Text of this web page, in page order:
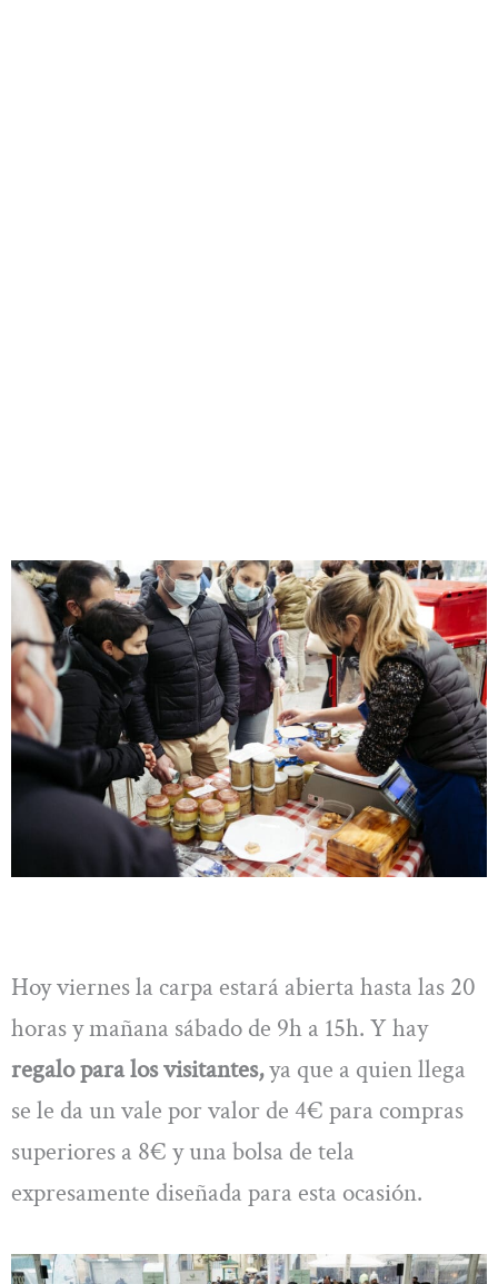
Hoy viernes la carpa estará abierta hasta las 20
horas y mañana sábado de 9h a 15h. Y hay
regalo para los visitantes,ya que a quien llega
se le da un vale por valor de 4€ para compras
superiores a 8€ y una bolsa de tela
expresamente diseñada para esta ocasión.